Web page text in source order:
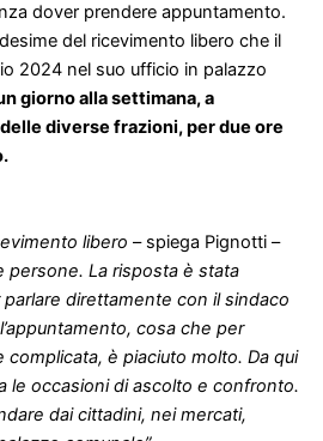
dover prendere appuntamento.
del ricevimento libero che il
2024 nel suo ufficio in palazzo
giorno alla settimana, a
diverse frazioni, per due ore
libero – spiega Pignotti –
persone. La risposta è stata
direttamente con il sindaco
cosa che per
complicata, è piaciuto molto. Da qui
le occasioni di ascolto e confronto.
dai cittadini, nei mercati,